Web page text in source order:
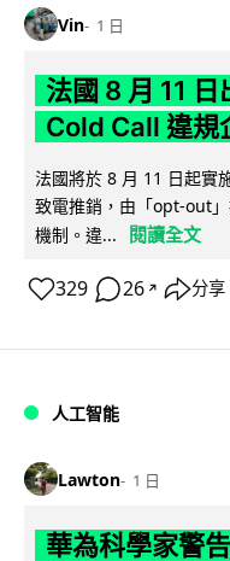
Vin 1 日
法國 8 月 11
Cold Call 違規
法國將於 8 月 11 日起實
致電推銷，由「opt-out
機制。違...
閱讀全文
329 26 ↗ 分享
人工智能
Lawton 1 日
華為科學家警